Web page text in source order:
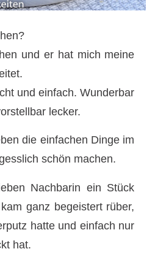
und er hat mich meine
und einfach. Wunderbar
lecker.
die einfachen Dinge im
schön machen.
Nachbarin ein Stück
ganz begeistert rüber,
hatte und einfach nur
hat.